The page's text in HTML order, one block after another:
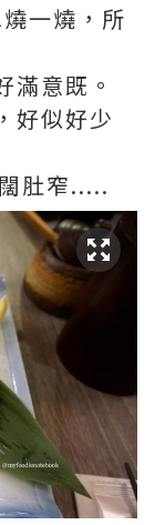
一燒，所
滿意既。
好似好少
肚窄.....